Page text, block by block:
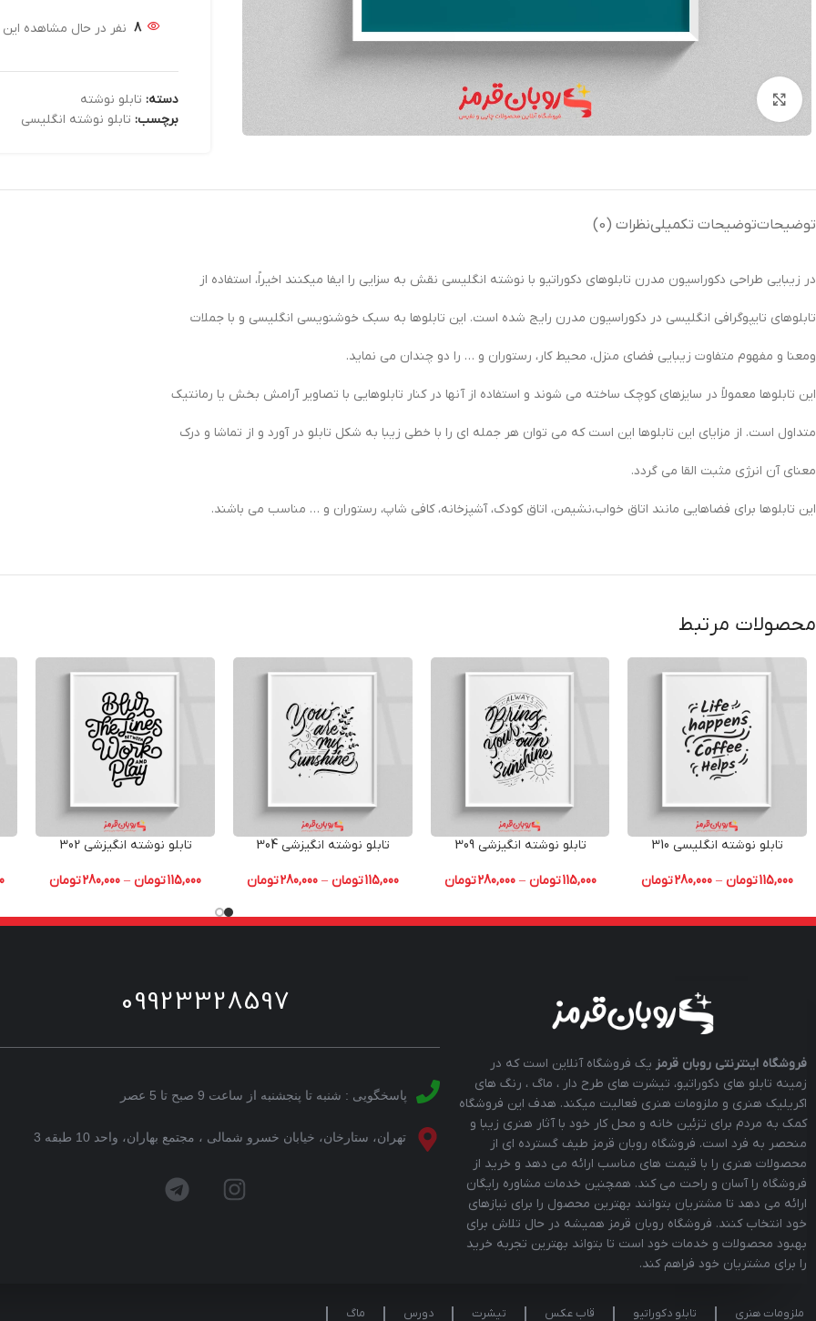
8 نفر در حال مشاهده
دسته: تابلو نوشته
برچسب: تابلو نوشته انگلیسی
توضیحاتتوضیحات تکمیلینظرات (0)
در زیبایی طراحی دکوراسیون مدرن تابلوهای دکوراتیو با نوشته انگلیسی نقش به سزایی را ایفا میکنند اخیراً، استفاده از
تابلوهای تایپوگرافی انگلیسی در دکوراسیون مدرن رایج شده است. این تابلوها به سبک خوشنویسی انگلیسی و با جملات
ومعنا و مفهوم متفاوت زیبایی فضای منزل، محیط کار، رستوران و … را دو چندان می نماید.
این تابلوها معمولاً در سایزهای کوچک ساخته می شوند و استفاده از آنها در کنار تابلوهایی با تصاویر آرامش بخش یا رمانتیک
متداول است. از مزایای این تابلوها این است که می توان هر جمله ای را با خطی زیبا به شکل تابلو در آورد و از تماشا و درک
معنای آن انرژی مثبت القا می گردد.
این تابلوها برای فضاهایی مانند اتاق خواب،نشیمن، اتاق کودک، آشپزخانه، کافی شاپ، رستوران و … مناسب می باشند.
محصولات مرتبط
تابلو نوشته انگلیسی 310
115,000تومان –
280,000تومان
تابلو نوشته انگیزشی 309
115,000تومان –
280,000تومان
تابلو نوشته انگیزشی 304
115,000تومان –
280,000تومان
تابلو نوشته انگیزشی 302
115,000تومان –
280,000تومان
فروشگاه اینترنتی روبان قرمز یک فروشگاه آنلاین است که در
زمینه تابلو های دکوراتیو، تیشرت های طرح دار ، ماگ ، رنگ های
اکریلیک هنری و ملزومات هنری فعالیت میکند. هدف این فروشگاه
کمک به مردم برای تزئین خانه و محل کار خود با آثار هنری زیبا و
منحصر به فرد است. فروشگاه روبان قرمز طیف گسترده ای از
محصولات هنری را با قیمت های مناسب ارائه می دهد و خرید از
فروشگاه را آسان و راحت می کند. همچنین خدمات مشاوره رایگان
ارائه می دهد تا مشتریان بتوانند بهترین محصول را برای نیازهای
خود انتخاب کنند. فروشگاه روبان قرمز همیشه در حال تلاش برای
بهبود محصولات و خدمات خود است تا بتواند بهترین تجربه خرید
را برای مشتریان خود فراهم کند.
09923328597
پاسخگویی : شنبه تا پنجشنبه از ساعت 9 صبح تا 5 عصر
تهران، ستارخان، خیابان خسرو شمالی ، مجتمع بهاران، واحد 10 طبقه 3
ملزومات هنری تابلو دکوراتیو قاب عکس تیشرت دورس ماگ